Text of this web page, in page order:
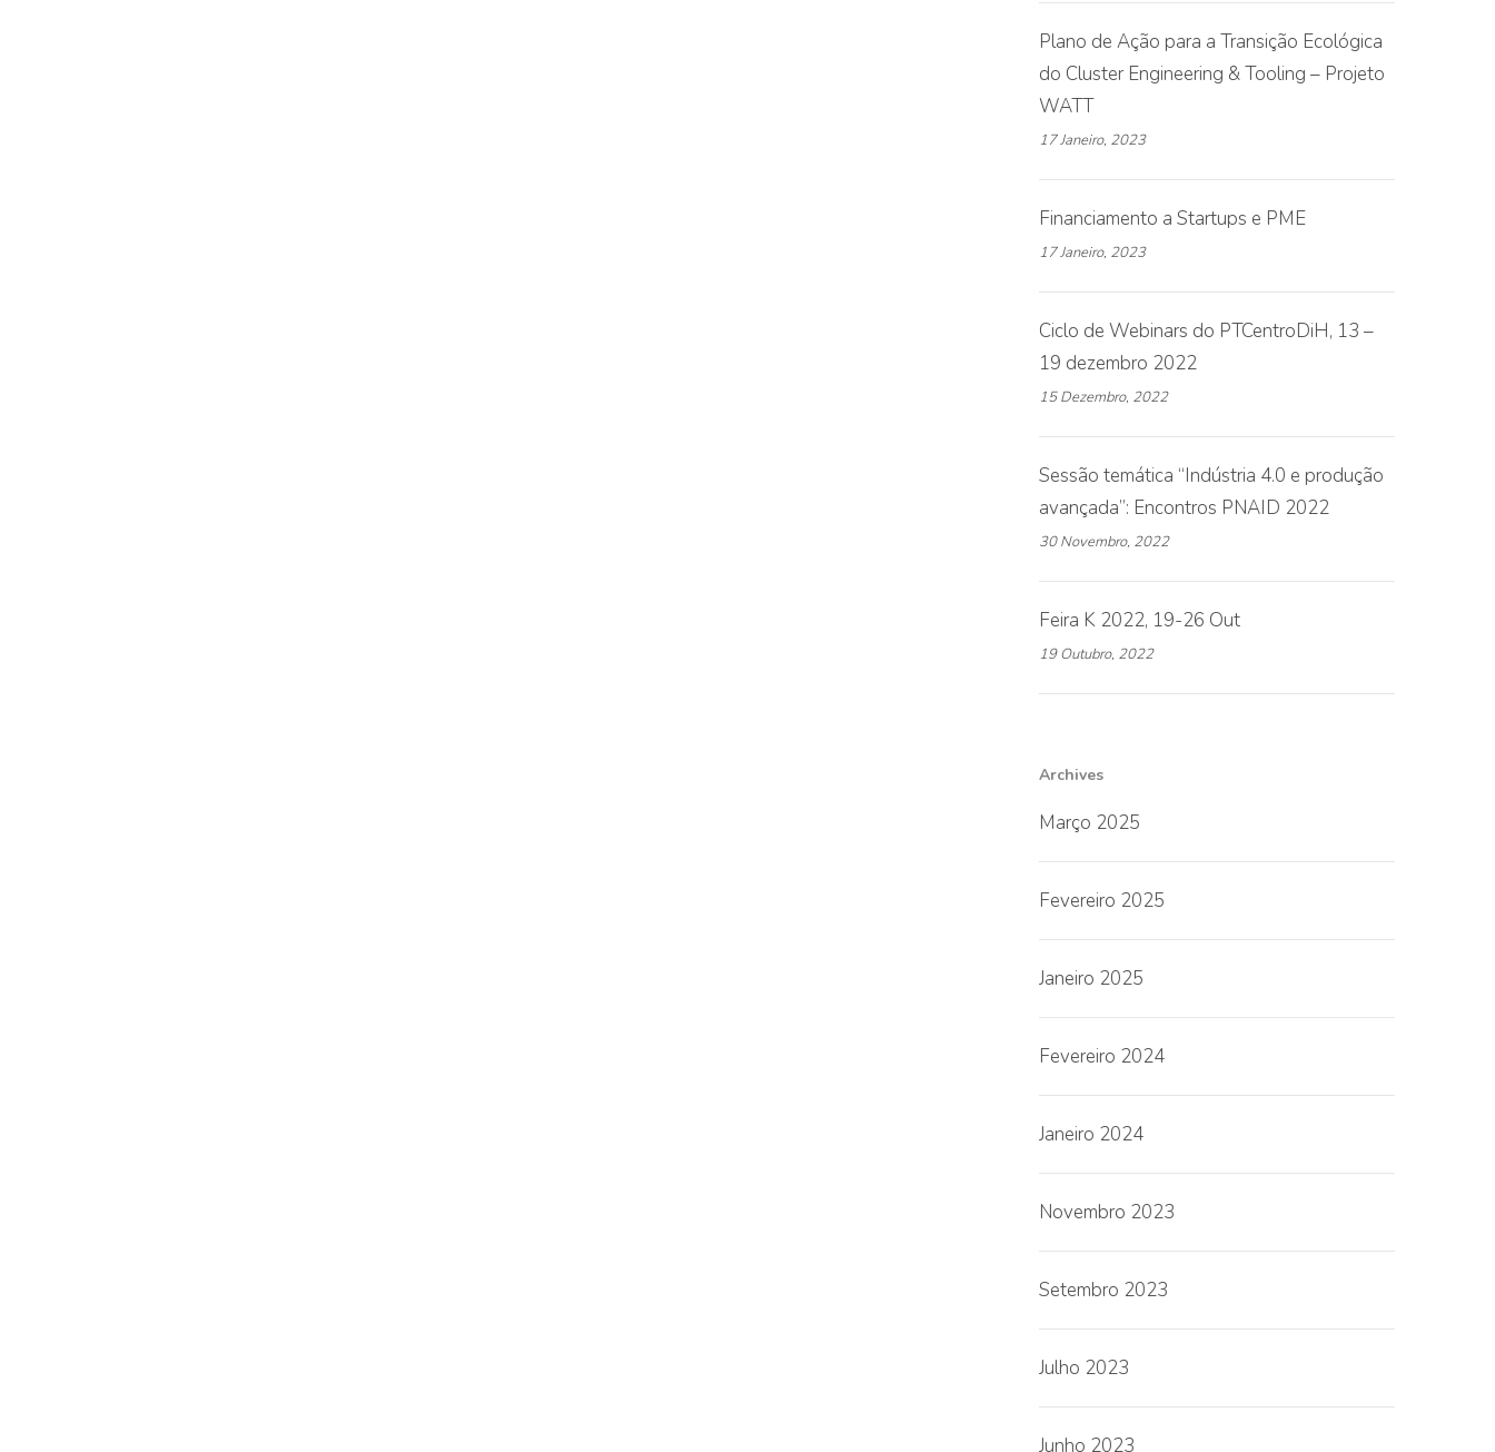
Plano de Ação para a Transição Ecológica
do Cluster Engineering & Tooling – Projeto
WATT
17 Janeiro, 2023
Financiamento a Startups e PME
17 Janeiro, 2023
Ciclo de Webinars do PTCentroDiH, 13 –
19 dezembro 2022
15 Dezembro, 2022
Sessão temática “Indústria 4.0 e produção
avançada”: Encontros PNAID 2022
30 Novembro, 2022
Feira K 2022, 19-26 Out
19 Outubro, 2022
Archives
Março 2025
Fevereiro 2025
Janeiro 2025
Fevereiro 2024
Janeiro 2024
Novembro 2023
Setembro 2023
Julho 2023
Junho 2023